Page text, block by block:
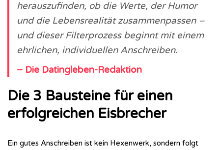
herauszufinden, ob die Werte, der Humor
und die Lebensrealität zusammenpassen –
und dieser Filterprozess beginnt mit einem
ehrlichen, individuellen Anschreiben.
– Die Datingleben-Redaktion
Die 3 Bausteine für einen
erfolgreichen Eisbrecher
Ein gutes Anschreiben ist kein Hexenwerk, sondern folgt